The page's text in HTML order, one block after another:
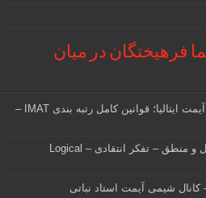
فرهیختگان در میان
نحوه رتبه بندی داوطلبان در آزمون آیمت ایتالیا؛ قوانین کامل رتبه بندی IMAT –
نمونه سوالات آیمت ایتالیا – استدلال و منطق – تفکر انتقادی – Logical
– کانال شیمی آیمت استاد نباتی